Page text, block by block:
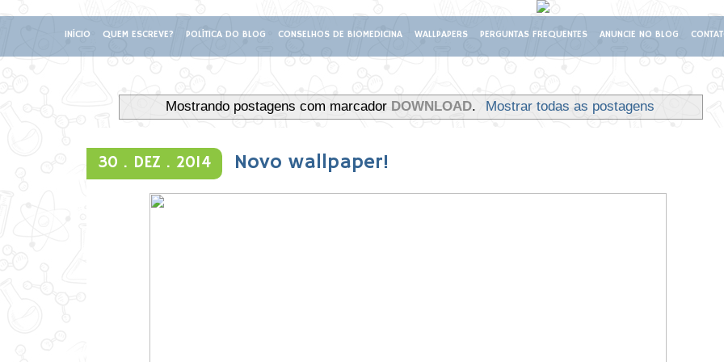
INÍCIO QUEM ESCREVE? POLÍTICA DO BLOG CONSELHOS DE BIOMEDICINA WALLPAPERS PERGUNTAS FREQUENTES ANUNCIE NO BLOG
Mostrando postagens com marcador DOWNLOAD. Mostrar todas as postagens
30 . DEZ . 2014 Novo wallpaper!